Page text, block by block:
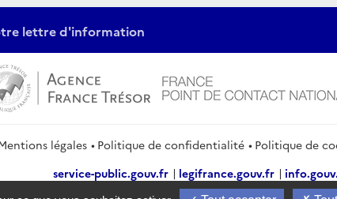
lettre d'information
légales Politique de confidentialité Politique de
service-public.gouv.fr
legifrance.gouv.fr